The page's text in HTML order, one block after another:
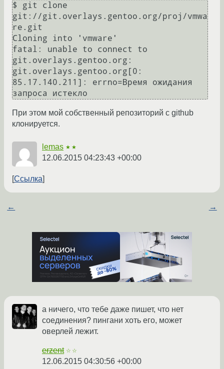
$ git clone
git://git.overlays.gentoo.org/proj/vmwa
re.git
Cloning into 'vmware'
fatal: unable to connect to
git.overlays.gentoo.org:
git.overlays.gentoo.org[0:
85.17.140.211]: errno=Время ожидания
При этом мой собственный репозиторий с github
клонируется.
lemas ★★
12.06.2015 04:23:43 +00:00
Ссылка
← →
а ничего, что тебе даже пишет, что нет
соединения? пингани хоть его, может
оверлей лежит.
erzent ☆☆
12.06.2015 04:30:56 +00:00